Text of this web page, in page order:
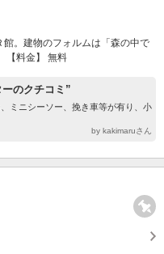
館。建物のフォルムは「森の中で
【料金】 無料
のクチコミ”
ミニシーソー、挽き車等が有り、小
by kakimaruさん